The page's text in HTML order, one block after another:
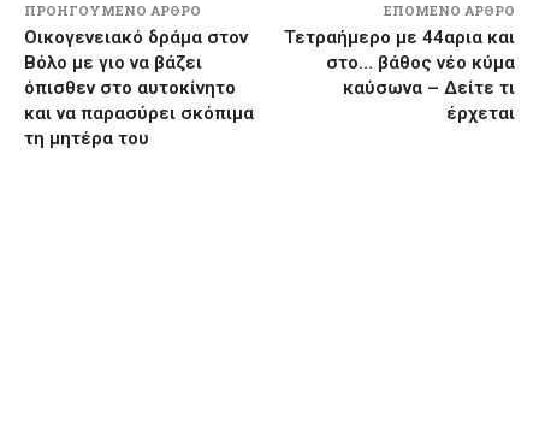
ΠΡΟΗΓΟΎΜΕΝΟ ΆΡΘΡΟ
Οικογενειακό δράμα στον
Βόλο με γιο να βάζει
όπισθεν στο αυτοκίνητο
και να παρασύρει σκόπιμα
τη μητέρα του
ΕΠΌΜΕΝΟ ΆΡΘΡΟ
Τετραήμερο με 44αρια και
στο… βάθος νέο κύμα
καύσωνα – Δείτε τι
έρχεται